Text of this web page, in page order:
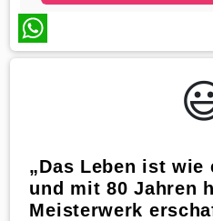
WhatsApp
„Das Leben ist wie
und mit 80 Jahren
Meisterwerk